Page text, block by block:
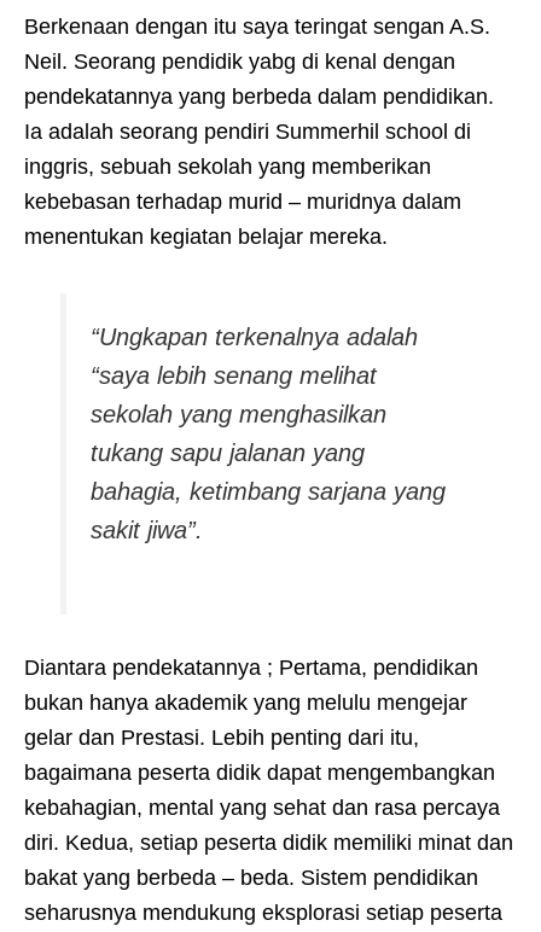
Berkenaan dengan itu saya teringat sengan A.S.
Neil. Seorang pendidik yabg di kenal dengan
pendekatannya yang berbeda dalam pendidikan.
Ia adalah seorang pendiri Summerhil school di
inggris, sebuah sekolah yang memberikan
kebebasan terhadap murid – muridnya dalam
menentukan kegiatan belajar mereka.
“Ungkapan terkenalnya adalah
“saya lebih senang melihat
sekolah yang menghasilkan
tukang sapu jalanan yang
bahagia, ketimbang sarjana yang
sakit jiwa”.
Diantara pendekatannya ; Pertama, pendidikan
bukan hanya akademik yang melulu mengejar
gelar dan Prestasi. Lebih penting dari itu,
bagaimana peserta didik dapat mengembangkan
kebahagian, mental yang sehat dan rasa percaya
diri. Kedua, setiap peserta didik memiliki minat dan
bakat yang berbeda – beda. Sistem pendidikan
seharusnya mendukung eksplorasi setiap peserta